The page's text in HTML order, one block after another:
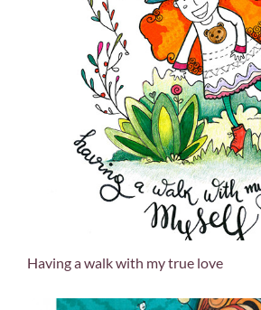
Having a walk with my true love